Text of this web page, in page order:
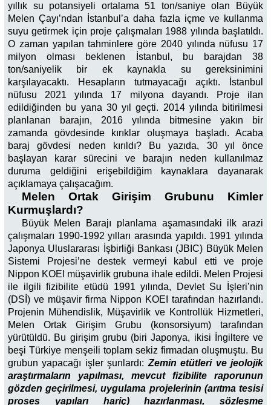
yıllık su potansiyeli ortalama 51 ton/saniye olan Büyük
Melen Çayı’ndan İstanbul’a daha fazla içme ve kullanma
suyu getirmek için proje çalışmaları 1988 yılında başlatıldı.
O zaman yapılan tahminlere göre 2040 yılında nüfusu 17
milyon olması beklenen İstanbul, bu barajdan 38
ton/saniyelik bir ek kaynakla su gereksinimini
karşılayacaktı. Hesapların tutmayacağı açıktı. İstanbul
nüfusu 2021 yılında 17 milyona dayandı. Proje ilan
edildiğinden bu yana 30 yıl geçti. 2014 yılında bitirilmesi
planlanan barajın, 2016 yılında bitmesine yakın bir
zamanda gövdesinde kırıklar oluşmaya başladı. Acaba
baraj gövdesi neden kırıldı? Bu yazıda, 30 yıl önce
başlayan karar sürecini ve barajın neden kullanılmaz
duruma geldiğini erişebildiğim kaynaklara dayanarak
açıklamaya çalışacağım.
Melen Ortak Girişim Grubunu Kimler
Kurmuşlardı?
Büyük Melen Barajı planlama aşamasındaki ilk arazi
çalışmaları 1990-1992 yılları arasında yapıldı. 1991 yılında
Japonya Uluslararası İşbirliği Bankası (JBIC) Büyük Melen
Sistemi Projesi’ne destek vermeyi kabul etti ve proje
Nippon KOEI müşavirlik grubuna ihale edildi. Melen Projesi
ile ilgili fizibilite etüdü 1991 yılında, Devlet Su İşleri’nin
(DSİ) ve müşavir firma Nippon KOEI tarafından hazırlandı.
Projenin Mühendislik, Müşavirlik ve Kontrollük Hizmetleri,
Melen Ortak Girişim Grubu (konsorsiyum) tarafından
yürütüldü. Bu girişim grubu (biri Japonya, ikisi İngiltere ve
beşi Türkiye menşeili toplam sekiz firmadan oluşmuştu. Bu
grubun yapacağı işler şunlardı: Zemin etütleri ve jeolojik
araştırmaların yapılması, mevcut fizibilite raporunun
gözden geçirilmesi, uygulama projelerinin (arıtma tesisi
proses yapıları hariç) hazırlanması, sözleşme